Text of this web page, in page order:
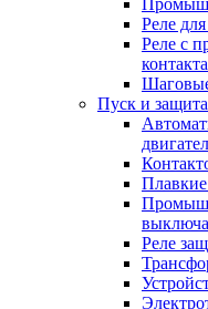
Реле
Реле с
Пуск и
Реле